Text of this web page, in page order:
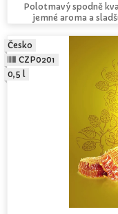
Polotmavý spodně
jemné aroma a
Česko
CZP0201
0,5 l